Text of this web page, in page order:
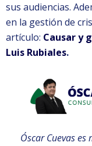
sus audiencias.
en la gestión de
artículo: Causar y
Luis Rubiales.
Óscar Cuevas